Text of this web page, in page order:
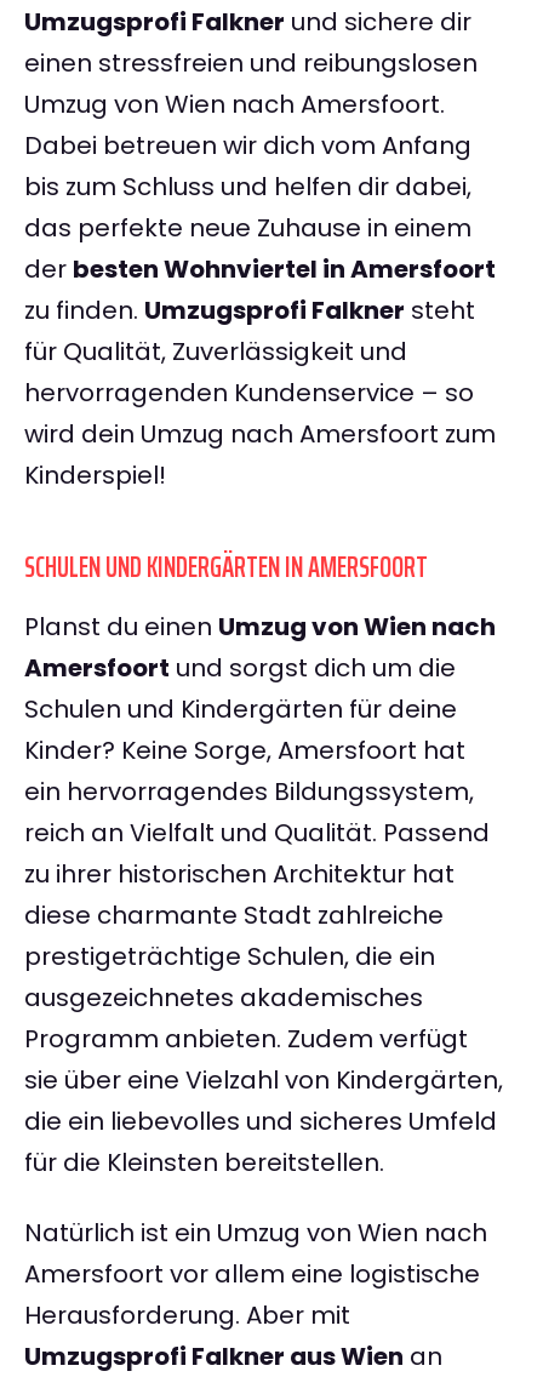
Umzugsprofi Falkner und sichere dir
einen stressfreien und reibungslosen
Umzug von Wien nach Amersfoort.
Dabei betreuen wir dich vom Anfang
bis zum Schluss und helfen dir dabei,
das perfekte neue Zuhause in einem
der besten Wohnviertel in Amersfoort
zu finden. Umzugsprofi Falkner steht
für Qualität, Zuverlässigkeit und
hervorragenden Kundenservice – so
wird dein Umzug nach Amersfoort zum
Kinderspiel!
SCHULEN UND KINDERGÄRTEN IN AMERSFOORT
Planst du einen Umzug von Wien nach
Amersfoort und sorgst dich um die
Schulen und Kindergärten für deine
Kinder? Keine Sorge, Amersfoort hat
ein hervorragendes Bildungssystem,
reich an Vielfalt und Qualität. Passend
zu ihrer historischen Architektur hat
diese charmante Stadt zahlreiche
prestigeträchtige Schulen, die ein
ausgezeichnetes akademisches
Programm anbieten. Zudem verfügt
sie über eine Vielzahl von Kindergärten,
die ein liebevolles und sicheres Umfeld
für die Kleinsten bereitstellen.
Natürlich ist ein Umzug von Wien nach
Amersfoort vor allem eine logistische
Herausforderung. Aber mit
Umzugsprofi Falkner aus Wien an